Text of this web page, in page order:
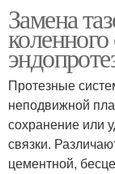
Замена
Протезные
неподвижной
сохранение или
связки.
цементной,